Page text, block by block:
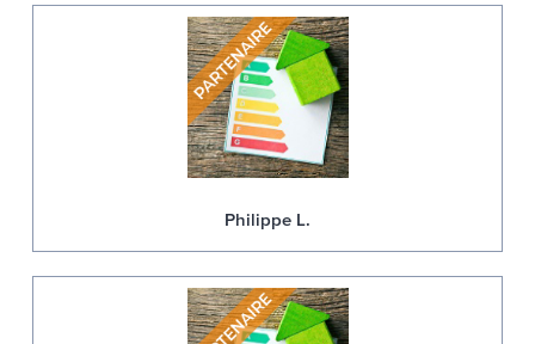
Philippe L.